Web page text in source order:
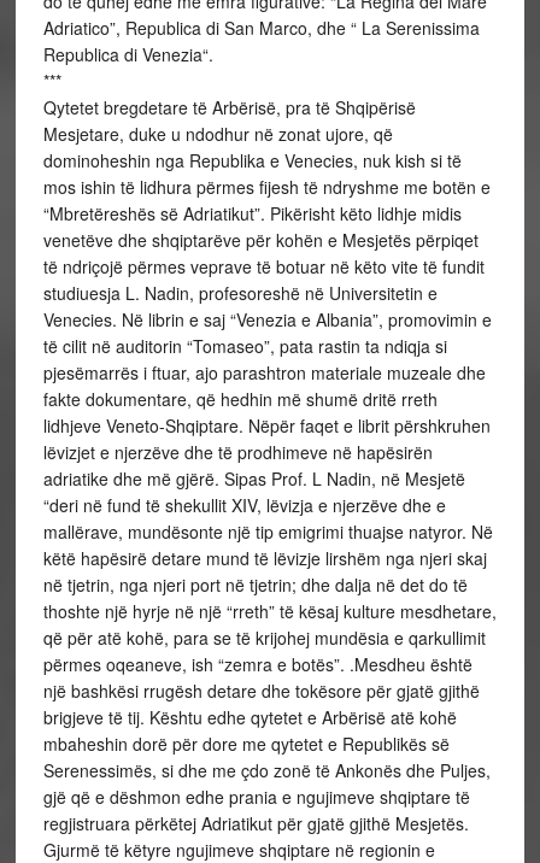
Adriatico”, Republica di San Marco, dhe “ La Serenissima
Republica di Venezia“.
***
Qytetet bregdetare të Arbërisë, pra të Shqipërisë
Mesjetare, duke u ndodhur në zonat ujore, që
dominoheshin nga Republika e Venecies, nuk kish si të
mos ishin të lidhura përmes fijesh të ndryshme me botën e
“Mbretëreshës së Adriatikut”. Pikërisht këto lidhje midis
venetëve dhe shqiptarëve për kohën e Mesjetës përpiqet
të ndriçojë përmes veprave të botuar në këto vite të fundit
studiuesja L. Nadin, profesoreshë në Universitetin e
Venecies. Në librin e saj “Venezia e Albania”, promovimin e
të cilit në auditorin “Tomaseo”, pata rastin ta ndiqja si
pjesëmarrës i ftuar, ajo parashtron materiale muzeale dhe
fakte dokumentare, që hedhin më shumë dritë rreth
lidhjeve Veneto-Shqiptare. Nëpër faqet e librit përshkruhen
lëvizjet e njerzëve dhe të prodhimeve në hapësirën
adriatike dhe më gjërë. Sipas Prof. L Nadin, në Mesjetë
“deri në fund të shekullit XIV, lëvizja e njerzëve dhe e
mallërave, mundësonte një tip emigrimi thuajse natyror. Në
këtë hapësirë detare mund të lëvizje lirshëm nga njeri skaj
në tjetrin, nga njeri port në tjetrin; dhe dalja në det do të
thoshte një hyrje në një “rreth” të kësaj kulture mesdhetare,
që për atë kohë, para se të krijohej mundësia e qarkullimit
përmes oqeaneve, ish “zemra e botës”. .Mesdheu është
një bashkësi rrugësh detare dhe tokësore për gjatë gjithë
brigjeve të tij. Kështu edhe qytetet e Arbërisë atë kohë
mbaheshin dorë për dore me qytetet e Republikës së
Serenessimës, si dhe me çdo zonë të Ankonës dhe Puljes,
gjë që e dëshmon edhe prania e ngujimeve shqiptare të
regjistruara përkëtej Adriatikut për gjatë gjithë Mesjetës.
Gjurmë të këtyre ngujimeve shqiptare në regionin e